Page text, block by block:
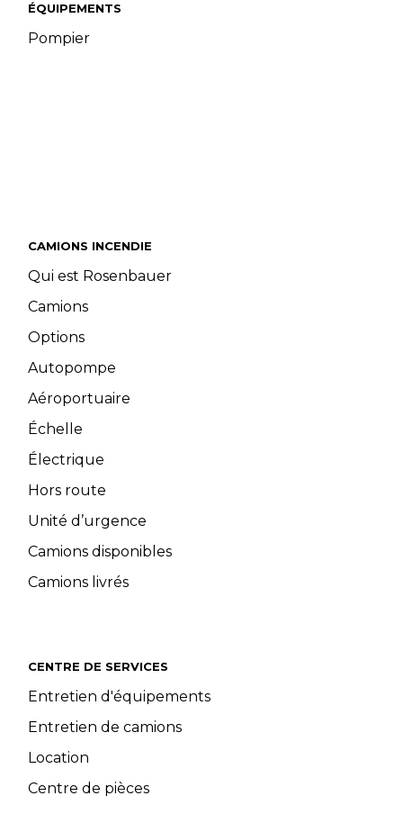
ÉQUIPEMENTS
Pompier
CAMIONS INCENDIE
Qui est Rosenbauer
Camions
Options
Autopompe
Aéroportuaire
Échelle
Électrique
Hors route
Unité d’urgence
Camions disponibles
Camions livrés
CENTRE DE SERVICES
Entretien d'équipements
Entretien de camions
Location
Centre de pièces